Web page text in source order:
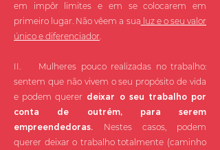
em impôr limites e em se colocarem em
primeiro lugar. Não vêem a sua luz e o seu valor
único e diferenciador.
II. Mulheres pouco realizadas no trabalho:
sentem que não vivem o seu propósito de vida
e podem querer deixar o seu trabalho por
conta de outrém, para serem
empreendedoras. Nestes casos, podem
querer deixar o trabalho totalmente (caminho